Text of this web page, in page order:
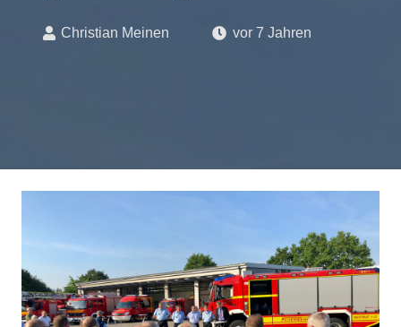
Christian Meinen vor 7 Jahren